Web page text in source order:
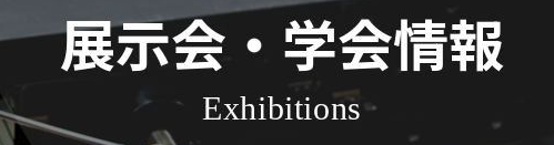
展示会・学会情報
Exhibitions